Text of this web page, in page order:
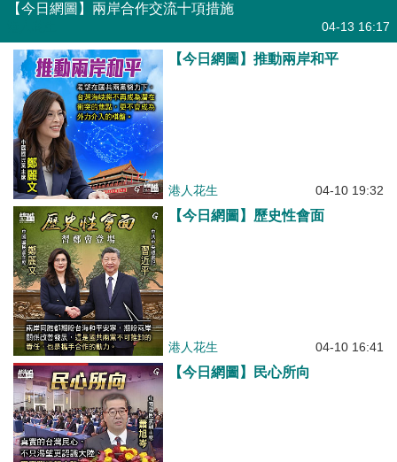
【今日網圖】兩岸合作交流十項措施
04-13 16:17
【今日網圖】推動兩岸和平
港人花生 04-10 19:32
【今日網圖】歷史性會面
港人花生 04-10 16:41
【今日網圖】民心所向